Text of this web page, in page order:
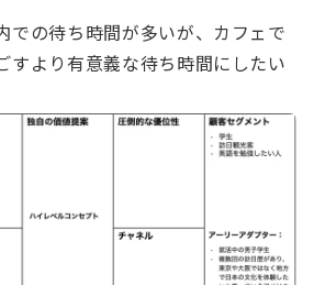
での待ち時間が多いが、カフェで
すより有意義な待ち時間にしたい